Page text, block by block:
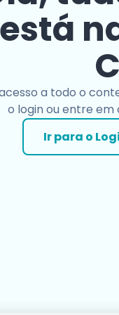
está
a todo o
o login ou entre
Ir para o